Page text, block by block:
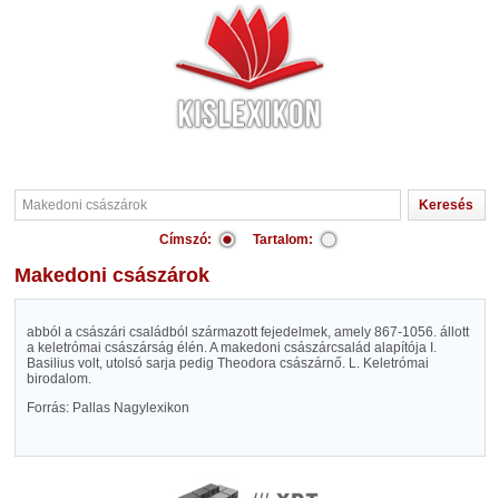
Címszó: Tartalom:
Makedoni császárok
abból a császári családból származott fejedelmek, amely 867-1056. állott
a keletrómai császárság élén. A makedoni császárcsalád alapítója I.
Basilius volt, utolsó sarja pedig Theodora császárnő. L. Keletrómai
birodalom.
Forrás: Pallas Nagylexikon